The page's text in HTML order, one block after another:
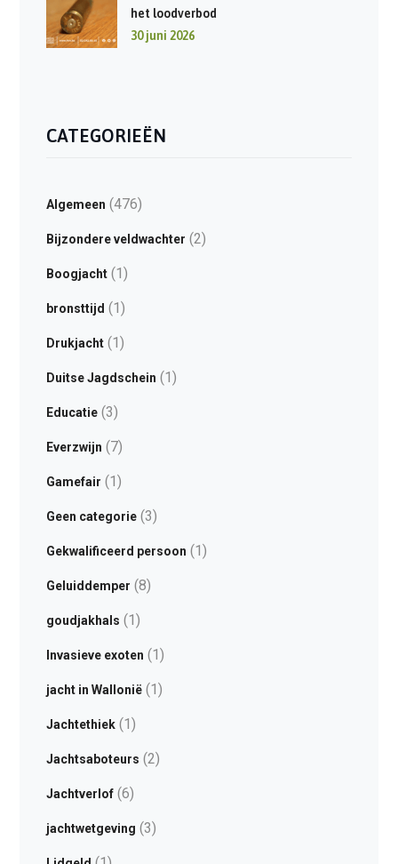
het loodverbod
30 juni 2026
CATEGORIEËN
Algemeen (476)
Bijzondere veldwachter (2)
Boogjacht(1)
bronsttijd (1)
Drukjacht(1)
Duitse Jagdschein (1)
Educatie(3)
Everzwijn (7)
Gamefair (1)
Geen categorie(3)
Gekwalificeerd persoon (1)
Geluiddemper (8)
goudjakhals (1)
Invasieve exoten (1)
jacht in Wallonië(1)
Jachtethiek(1)
Jachtsaboteurs (2)
Jachtverlof(6)
jachtwetgeving (3)